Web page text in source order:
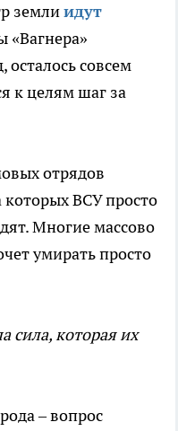
землиидут
«Вагнера»
совсем
к целям шаг за
отрядов
которых ВСУ просто
Многие массово
умирать просто
сила, которая их
– вопрос